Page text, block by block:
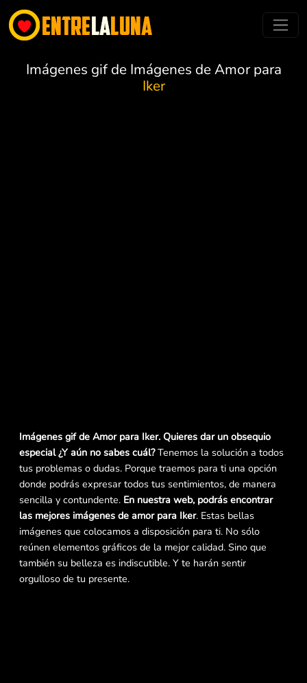
Imágenes gif de Imágenes de Amor para
Iker
Imágenes gif de Amor para Iker. Quieres dar un obsequio
especial ¿Y aún no sabes cuál?Tenemos la solución a todos
tus problemas o dudas. Porque traemos para ti una opción
donde podrás expresar todos tus sentimientos, de manera
sencilla y contundente. En nuestra web, podrás encontrar
las mejores imágenes de amor para Iker. Estas bellas
imágenes que colocamos a disposición para ti. No sólo
reúnen elementos gráficos de la mejor calidad. Sino que
también su belleza es indiscutible. Y te harán sentir
orgulloso de tu presente.